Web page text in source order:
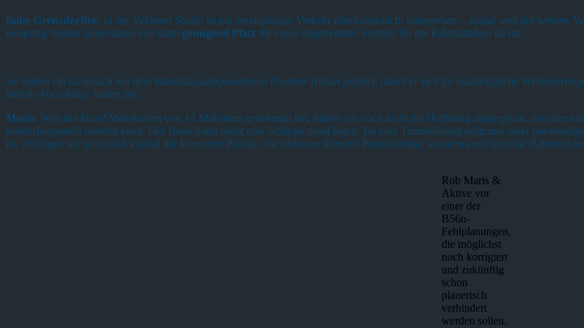
Imke Grenzdörffer: In der Veldener Straße ist ein zweispuriger Verkehr überhaupt nicht vorgesehen – zumal weil der weitere
einspurig fließen lassen kann und dann genügend Platz für einen abgetrennten Streifen für die Fahrradfahrer da ist.
Sie haben ein Gespräch mit dem Bundestagsabgeordneten Dietmar Nietan geführt, damit er sich für nachträgliche
Welche Vorschläge haben Sie?
Maris: Weil der Bund Mehrkosten von 14 Millionen genehmigt hat, haben wir noch nicht die Hoffnung aufgegeben, dass der
wiederhergestellt werden kann. Der Bund kann ruhig eine Schippe drauf legen. Da eine Tunnellösung aufgrund einer
ist, verfolgen wir jetzt noch einmal die Idee einer Brücke, die nicht nur über die Bundesstraße, sondern auch über die
Rob Maris &
Aktive vor
einer der
B56n-
Fehlplanungen,
die möglichst
noch korrigiert
und zukünftig
schon
planerisch
verhindert
werden sollen.